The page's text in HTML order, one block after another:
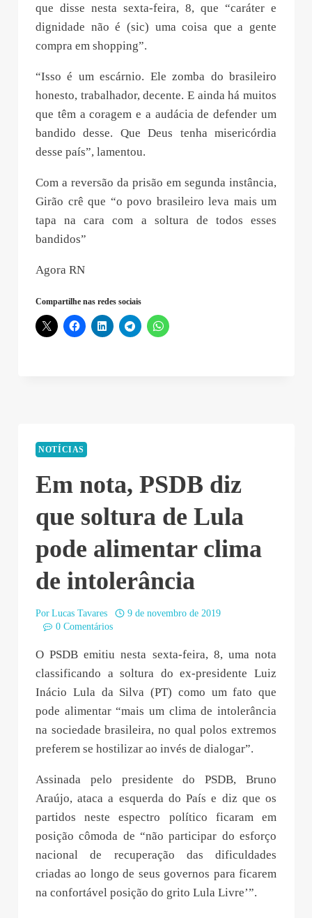
que disse nesta sexta-feira, 8, que “caráter e
dignidade não é (sic) uma coisa que a gente
compra em shopping”.
“Isso é um escárnio. Ele zomba do brasileiro
honesto, trabalhador, decente. E ainda há muitos
que têm a coragem e a audácia de defender um
bandido desse. Que Deus tenha misericórdia
desse país”, lamentou.
Com a reversão da prisão em segunda instância,
Girão crê que “o povo brasileiro leva mais um
tapa na cara com a soltura de todos esses
bandidos”
Agora RN
Compartilhe nas redes sociais
NOTÍCIAS
Em nota, PSDB diz
que soltura de Lula
pode alimentar clima
de intolerância
Por Lucas Tavares
9 de novembro de 2019
0 Comentários
O PSDB emitiu nesta sexta-feira, 8, uma nota
classificando a soltura do ex-presidente Luiz
Inácio Lula da Silva (PT) como um fato que
pode alimentar “mais um clima de intolerância
na sociedade brasileira, no qual polos extremos
preferem se hostilizar ao invés de dialogar”.
Assinada pelo presidente do PSDB, Bruno
Araújo, ataca a esquerda do País e diz que os
partidos neste espectro político ficaram em
posição cômoda de “não participar do esforço
nacional de recuperação das dificuldades
criadas ao longo de seus governos para ficarem
na confortável posição do grito Lula Livre’”.